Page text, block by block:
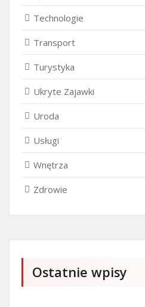
Technologie
Transport
Turystyka
Ukryte Zajawki
Uroda
Usługi
Wnętrza
Zdrowie
Ostatnie wpisy